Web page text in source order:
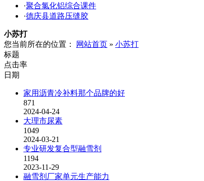
·聚合氯化铝综合课件
·德庆县道路压缝胶
小苏打
您当前所在的位置：
网站首页 » 小苏打
标题
点击率
日期
家用沥青冷补料那个品牌的好
871
2024-04-24
大理市尿素
1049
2024-03-21
专业研发复合型融雪剂
1194
2023-11-29
融雪剂厂家单元生产能力